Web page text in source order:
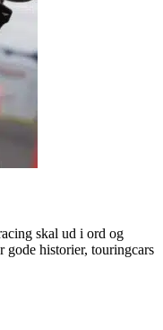
skal ud i ord og
gode historier, touringcars